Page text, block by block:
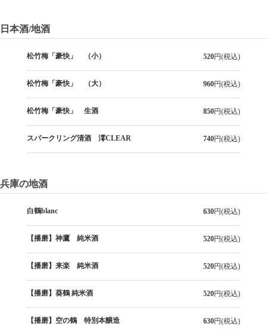
日本酒/地酒
松竹梅「豪快」 （小） 520円(税込)
松竹梅「豪快」 （大） 960円(税込)
松竹梅「豪快」 生酒 850円(税込)
スパークリング清酒 澪CLEAR 740円(税込)
兵庫の地酒
白鶴blanc 630円(税込)
【播磨】神鷹 純米酒 520円(税込)
【播磨】来楽 純米酒 520円(税込)
【播磨】葵鶴 純米酒 520円(税込)
【播磨】空の鶴 特別本醸造 630円(税込)